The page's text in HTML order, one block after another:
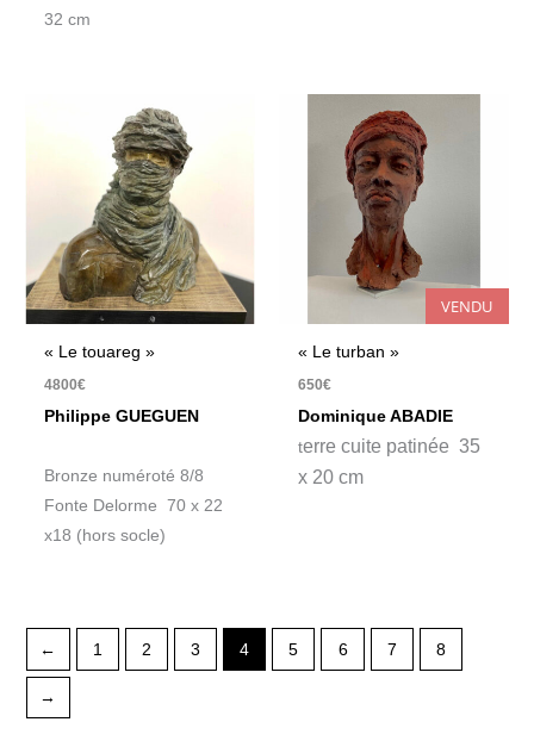
32 cm
« Le touareg »
4800€
Philippe GUEGUEN
Bronze numéroté 8/8
Fonte Delorme 70 x 22
x18 (hors socle)
VENDU
« Le turban »
650€
Dominique ABADIE
terre cuite patinée 35
x 20 cm
← 1 2 3 4 5 6 7 8
→